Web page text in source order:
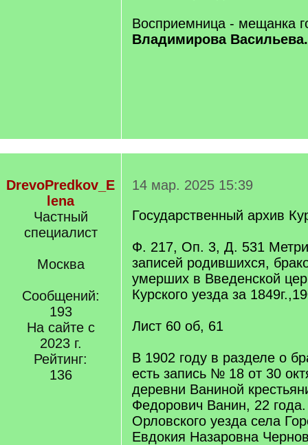
Восприемница - мещанка
Владимирова Васильева.
DrevoPredkov_E
lena
Частный
специалист
Москва
Сообщений:
193
На сайте с
2023 г.
Рейтинг:
136
14 мар. 2025 15:39
Государственный архив
Ф. 217, Оп. 3, Д. 531
записей родившихся,
умерших в Введенской
Курского уезда за
Лист 60 об, 61
В 1902 году в разделе о
есть запись № 18 от 30
деревни Ваниной
Федорович Ванин, 22
Орловского уезда села
Евдокия Назаровна